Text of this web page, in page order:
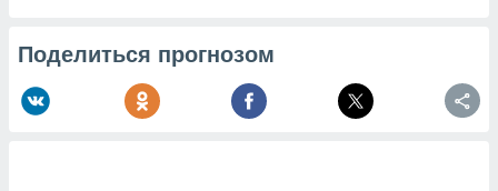
Поделиться прогнозом